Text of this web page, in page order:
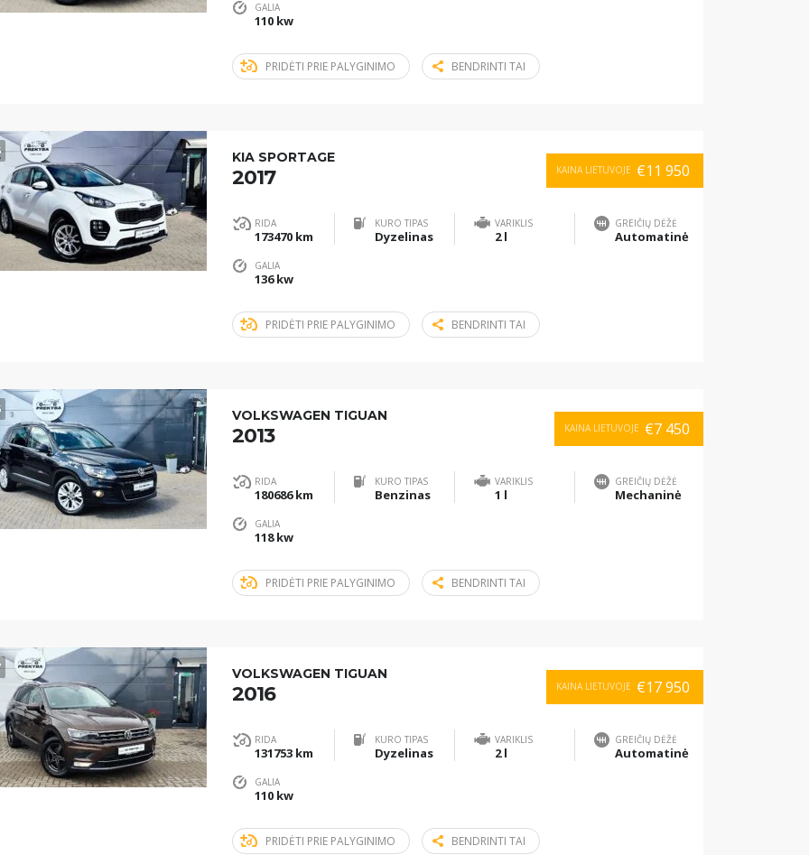
GALIA
110 kw
PRIDĖTI PRIE PALYGINIMO BENDRINTI TAI
KAINA LIETUVOJE €11 950
KIA SPORTAGE
2017
RIDA
173470 km
KURO TIPAS
Dyzelinas
VARIKLIS
2 l
GREIČIŲ DĖŽĖ
Automatinė
GALIA
136 kw
PRIDĖTI PRIE PALYGINIMO BENDRINTI TAI
KAINA LIETUVOJE €7 450
VOLKSWAGEN TIGUAN
2013
RIDA
180686 km
KURO TIPAS
Benzinas
VARIKLIS
1 l
GREIČIŲ DĖŽĖ
Mechaninė
GALIA
118 kw
PRIDĖTI PRIE PALYGINIMO BENDRINTI TAI
KAINA LIETUVOJE €17 950
VOLKSWAGEN TIGUAN
2016
RIDA
131753 km
KURO TIPAS
Dyzelinas
VARIKLIS
2 l
GREIČIŲ DĖŽĖ
Automatinė
GALIA
110 kw
PRIDĖTI PRIE PALYGINIMO BENDRINTI TAI